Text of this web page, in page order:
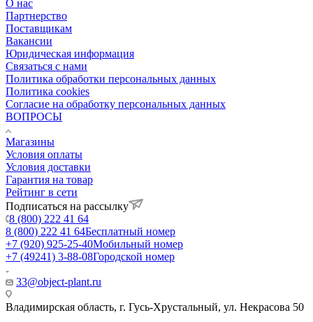
О нас
Партнерство
Поставщикам
Вакансии
Юридическая информация
Связаться с нами
Политика обработки персональных данных
Политика cookies
Согласие на обработку персональных данных
ВОПРОСЫ
Магазины
Условия оплаты
Условия доставки
Гарантия на товар
Рейтинг в сети
Подписаться на рассылку
8 (800) 222 41 64
8 (800) 222 41 64Бесплатный номер
+7 (920) 925-25-40Мобильный номер
+7 (49241) 3-88-08Городской номер
33@object-plant.ru
Владимирская область, г. Гусь-Хрустальный, ул. Некрасова 50